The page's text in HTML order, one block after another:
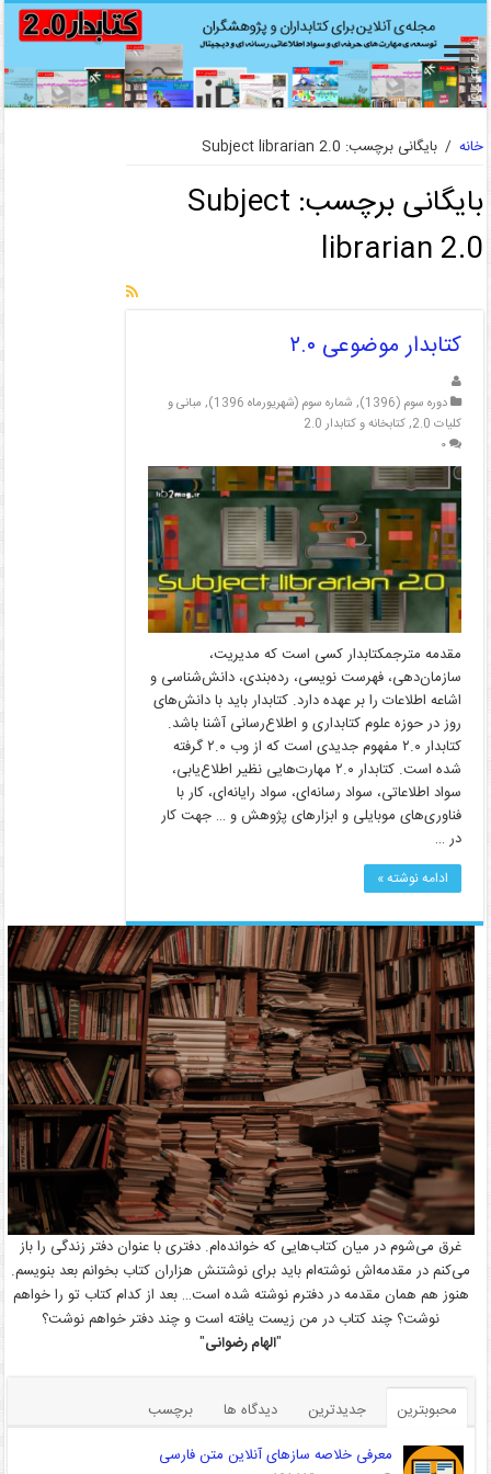
خانه / بایگانی برچسب: Subject librarian 2.0
بایگانی برچسب: Subject
librarian 2.0
کتابدار موضوعی ۲.۰
دوره سوم (1396) , شماره سوم (شهریورماه 1396) , مبانی و
کلیات 2.0
,کتابخانه و کتابدار 2.0
۰
مقدمه مترجمکتابدار کسی است که مدیریت،
سازمان‌دهی، فهرست نویسی، رده‌بندی، دانش‌شناسی و
اشاعه اطلاعات را بر عهده دارد. کتابدار باید با دانش‌های
روز در حوزه علوم کتابداری و اطلاع‌رسانی آشنا باشد.
کتابدار ۲.۰ مفهوم جدیدی است که از وب ۲.۰ گرفته
شده است. کتابدار ۲.۰ مهارت‌هایی نظیر اطلاع‌یابی،
سواد اطلاعاتی، سواد رسانه‌ای، سواد رایانه‌ای، کار با
فناوری‌های موبایلی و ابزارهای پژوهش و … جهت کار
در …
ادامه نوشته »
غرق می‌شوم در میان کتاب‌هایی که خوانده‌ام. دفتری با عنوان دفتر زندگی را باز
می‌کنم در مقدمه‌اش نوشته‌ام باید برای نوشتنش هزاران کتاب بخوانم بعد بنویسم.
هنوز هم همان مقدمه در دفترم نوشته شده است… بعد از کدام کتاب تو را خواهم
نوشت؟ چند کتاب در من زیست یافته است و چند دفتر خواهم نوشت؟
"الهام رضوانی"
محبوبترین جدیدترین دیدگاه ها
برچسب
معرفی خلاصه سازهای آنلاین متن فارسی